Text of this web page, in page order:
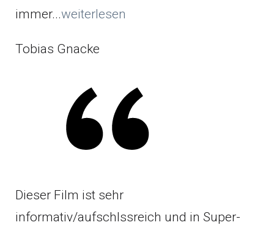
immer...weiterlesen
Tobias Gnacke
Dieser Film ist sehr
informativ/aufschlssreich und in Super-